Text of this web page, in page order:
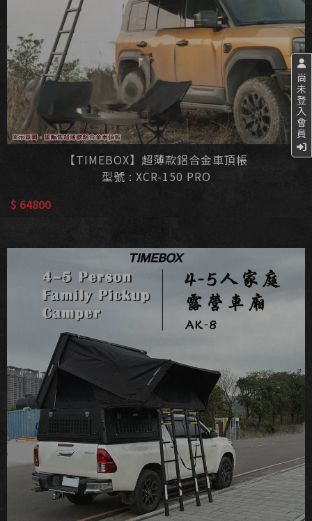
尚
未
登
入
會
員
【TIMEBOX】超薄款鋁合金車頂帳
型號 : XCR-150 PRO
$ 64800